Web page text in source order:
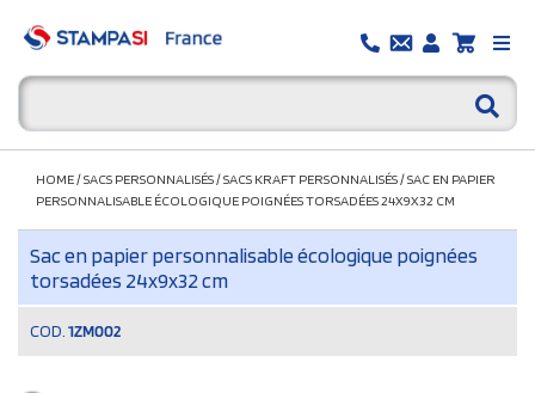
HOME/SACS PERSONNALISÉS/SACS KRAFT PERSONNALISÉS/SAC EN PAPIER
PERSONNALISABLE ÉCOLOGIQUE POIGNÉES TORSADÉES 24X9X32 CM
Sac en papier personnalisable écologique poignées
torsadées 24x9x32 cm
COD. 1ZM002